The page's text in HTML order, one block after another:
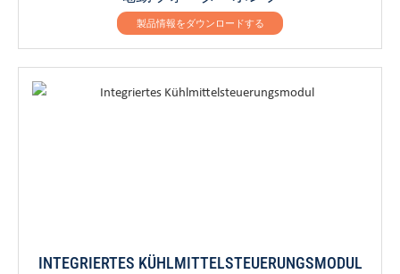
製品情報をダウンロードする
INTEGRIERTES KÜHLMITTELSTEUERUNGSMODUL